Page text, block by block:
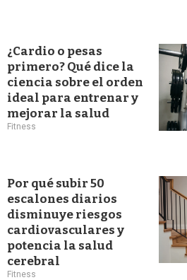
¿Cardio o pesas
primero? Qué dice la
ciencia sobre el orden
ideal para entrenar y
mejorar la salud
Fitness
Por qué subir 50
escalones diarios
disminuye riesgos
cardiovasculares y
potencia la salud
cerebral
Fitness